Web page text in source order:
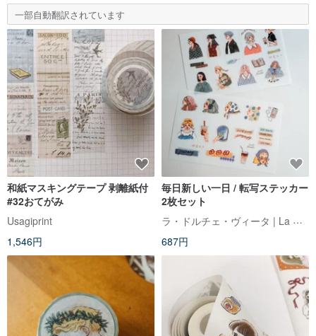
一部自動翻訳されています
和紙マスキングテープ 剥離紙付
#32おてがみ
Usagiprint
1,546円
毎日新しい一日 / 転写ステッカー
2枚セット
ラ・ドルチェ・ヴィータ | La Dolce Vita
687円